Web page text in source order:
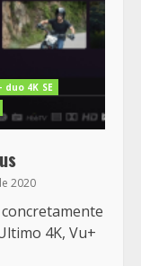
duo 4K SE
2020
4K, Vu+